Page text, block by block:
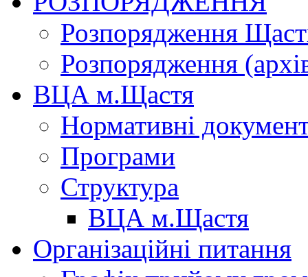
Розпорядження
Розпорядження
ВЦА м.Щастя
Нормативні
Програми
Структура
ВЦА м.Щастя
Організаційні питання